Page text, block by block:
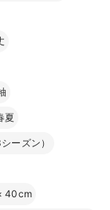
夏
ーズン）
40cm